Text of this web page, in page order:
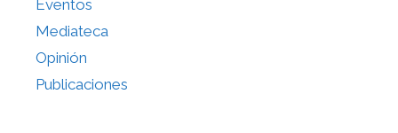
Eventos
Mediateca
Opinión
Publicaciones